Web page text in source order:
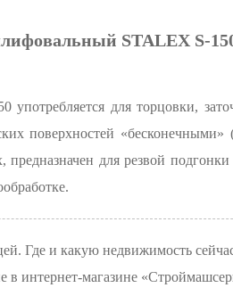
STALEX S-
употребляется для торцовки,
поверхностей
предназначен для резвой
Где и какую недвижимость
в интернет-магазине